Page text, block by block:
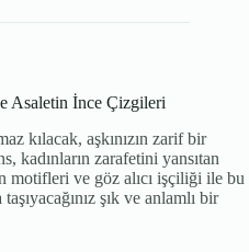
Asaletin İnce Çizgileri
kılacak, aşkınızın zarif bir
kadınların zarafetini yansıtan
motifleri ve göz alıcı işçiliği ile bu
şık ve anlamlı bir